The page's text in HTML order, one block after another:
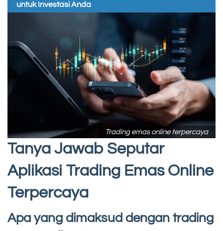
untuk Investasi Anda
Trading emas online terpercaya
Tanya Jawab Seputar
Aplikasi Trading Emas Online
Terpercaya
Apa yang dimaksud dengan trading